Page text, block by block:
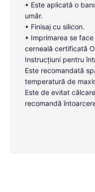
• Este aplicată o
umăr.
• Finisaj cu silicon.
• Imprimarea se
cerneală certificată
Instrucțiuni pentru
Este recomandată
temperatură de
Este de evitat
recomandă